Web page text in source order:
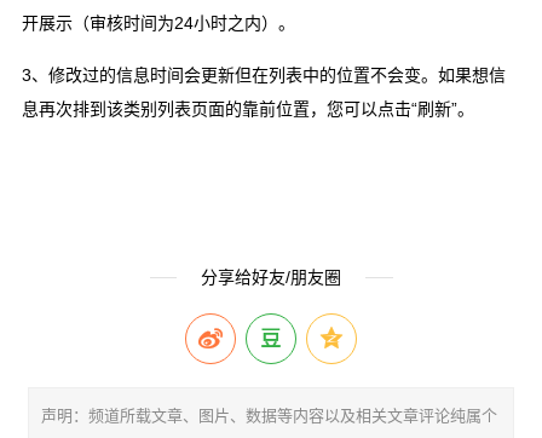
开展示（审核时间为24小时之内）。
3、修改过的信息时间会更新但在列表中的位置不会变。如果想信
息再次排到该类别列表页面的靠前位置，您可以点击“刷新”。
分享给好友/朋友圈
声明：频道所载文章、图片、数据等内容以及相关文章评论纯属个